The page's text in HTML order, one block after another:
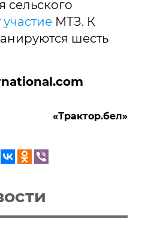
сельского
МТЗ. К
шесть
«Трактор.бел»